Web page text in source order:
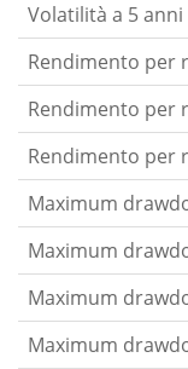
Volatilità a 5 anni
Rendimento per
Rendimento per
Rendimento per
Maximum
Maximum
Maximum
Maximum